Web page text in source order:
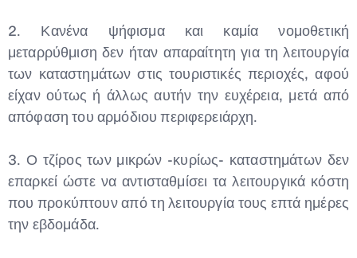
2. Κανένα ψήφισμα και καμία νομοθετική
μεταρρύθμιση δεν ήταν απαραίτητη για τη λειτουργία
των καταστημάτων στις τουριστικές περιοχές, αφού
είχαν ούτως ή άλλως αυτήν την ευχέρεια, μετά από
απόφαση του αρμόδιου περιφερειάρχη.
3. Ο τζίρος των μικρών -κυρίως- καταστημάτων δεν
επαρκεί ώστε να αντισταθμίσει τα λειτουργικά κόστη
που προκύπτουν από τη λειτουργία τους επτά ημέρες
την εβδομάδα.